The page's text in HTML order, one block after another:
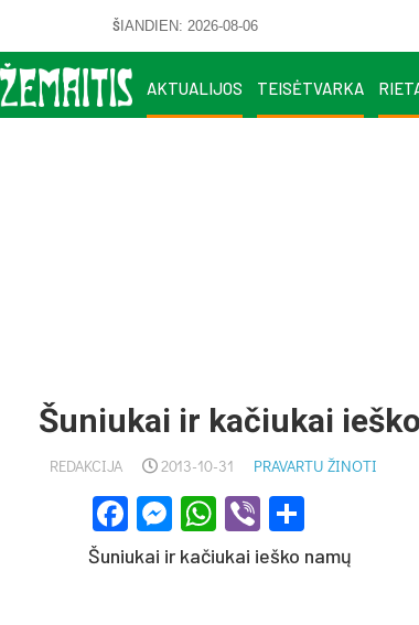
ŠIANDIEN: 2026-08-06
AKTUALIJOS TEISĖTVARKA
Šuniukai ir kačiukai
REDAKCIJA 2013-10-31 PRAVARTU ŽINOTI
Facebook
Messenger
WhatsApp
Viber
Šuniukai ir kačiukai ieško namų